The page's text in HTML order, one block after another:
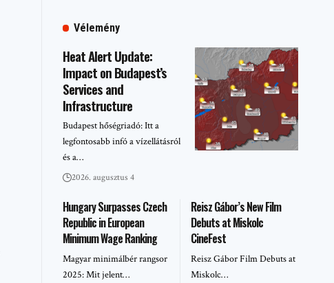
Vélemény
Heat Alert Update:
Impact on Budapest’s
Services and
Infrastructure
Budapest hőségriadó: Itt a
legfontosabb infó a vízellátásról
és a…
2026. augusztus 4
Hungary Surpasses Czech
Republic in European
Minimum Wage Ranking
Magyar minimálbér rangsor
2025: Mit jelent…
Reisz Gábor’s New Film
Debuts at Miskolc
CineFest
Reisz Gábor Film Debuts at
Miskolc…